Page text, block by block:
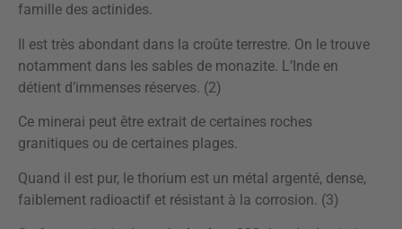
famille des actinides.
Il est très abondant dans la croûte terrestre. On le trouve
notamment dans les sables de monazite. L’Inde en
détient d’immenses réserves. (2)
Ce minerai peut être extrait de certaines roches
granitiques ou de certaines plages.
Quand il est pur, le thorium est un métal argenté, dense,
faiblement radioactif et résistant à la corrosion. (3)